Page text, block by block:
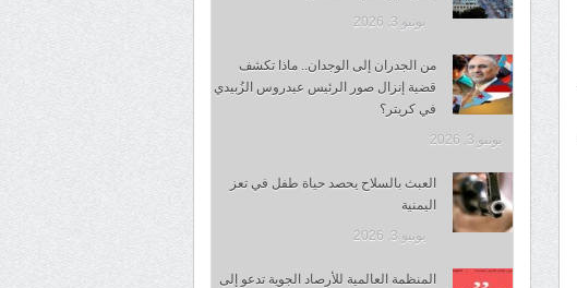
يونيو 3, 2026
من الجدران إلى الوجدان.. ماذا تكشف
قضية إنزال صور الرئيس عيدروس الزُبيدي
في كريتر؟
يونيو 3, 2026
العبث بالسلاح يحصد حياة طفل في تعز
اليمنية
يونيو 3, 2026
المنظمة العالمية للأرصاد الجوية تدعو إلى